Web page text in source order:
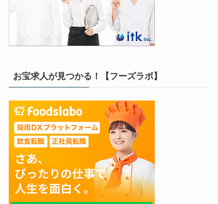
お宝求人が見つかる！【フーズラボ】